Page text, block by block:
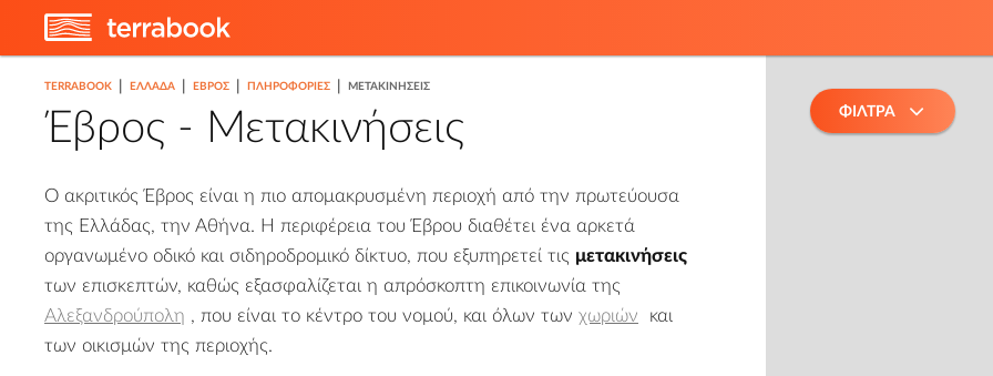
TERRABOOK ΕΛΛΑΔΑ ΈΒΡΟΣ ΠΛΗΡΟΦΟΡΊΕΣ ΜΕΤΑΚΙΝΉΣΕΙΣ
Έβρος - Μετακινήσεις
Ο ακριτικός Έβρος είναι η πιο απομακρυσμένη περιοχή από την πρωτεύουσα
της Ελλάδας, την Αθήνα. Η περιφέρεια του Έβρου διαθέτει ένα αρκετά
οργανωμένο οδικό και σιδηροδρομικό δίκτυο, που εξυπηρετεί τις μετακινήσεις
των επισκεπτών, καθώς εξασφαλίζεται η απρόσκοπτη επικοινωνία της
Αλεξανδρούπολη , που είναι το κέντρο του νομού, και όλων των χωριών και
των οικισμών της περιοχής.
ΦΙΛΤΡΑ